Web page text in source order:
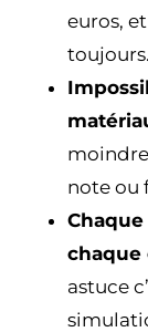
euros,
toujours.
note ou
chaque
astuce